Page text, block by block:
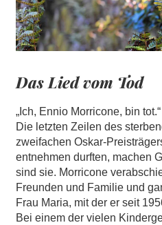
Das Lied vom Tod
„Ich, Ennio Morricone, bin tot.“
Die letzten Zeilen des
zweifachen Oskar-
entnehmen durften, machen
sind sie. Morricone
Freunden und Familie und
Frau Maria, mit der er seit
Bei einem der vielen